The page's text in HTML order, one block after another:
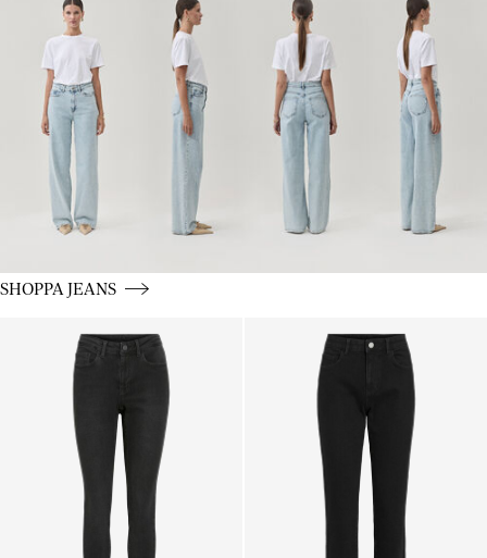
SHOPPA JEANS
CE_spot01_BUTTON_linked_wk05-29-01-26_jeans